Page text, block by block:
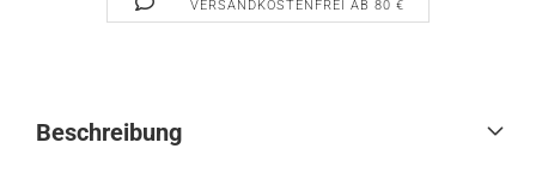
VERSANDKOSTENFREI AB 80 €
Beschreibung